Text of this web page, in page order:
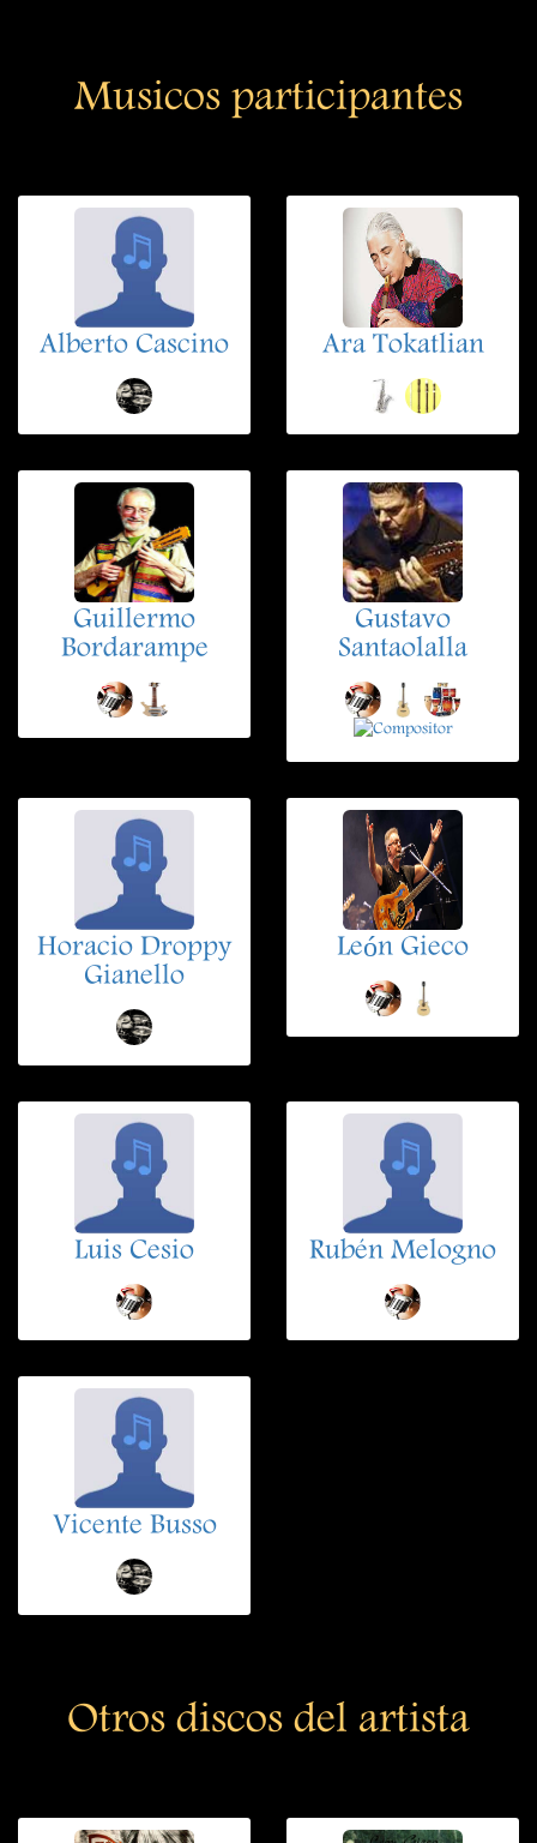
Musicos participantes
Alberto Cascino Ara Tokatlian
Guillermo
Bordarampe
Gustavo
Santaolalla
Horacio Droppy
Gianello
León Gieco
Luis Cesio Rubén Melogno
Vicente Busso
Otros discos del artista